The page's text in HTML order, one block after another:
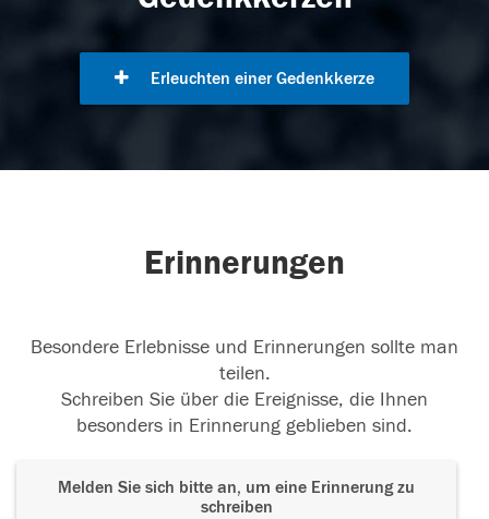
Erleuchten einer Gedenkkerze
Erinnerungen
Besondere Erlebnisse und Erinnerungen sollte man
teilen.
Schreiben Sie über die Ereignisse, die Ihnen
besonders in Erinnerung geblieben sind.
Melden Sie sich bitte an, um eine Erinnerung zu
schreiben